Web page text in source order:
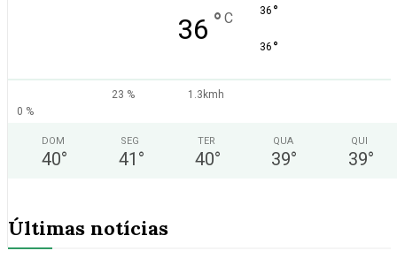
36 ° C 36 °
36 °
23 %
1.3kmh
0 %
DOM
40°
SEG
41 °
TER
40°
QUA
39°
QUI
39°
Últimas notícias